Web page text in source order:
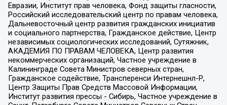
Евразии, Институт прав человека, Фонд защиты гласности,
Российский исследовательский центр по правам человека,
Дальневосточный центр развития гражданских инициатив
и социального партнерства, Гражданское действие, Центр
независимых социологических исследований, Сутяжник,
АКАДЕМИЯ ПО ПРАВАМ ЧЕЛОВЕКА, Центр развития
некоммерческих организаций, Частное учреждение в
Калининграде Совета Министров северных стран,
Гражданское содействие, Трансперенси Интернешнл-Р,
Центр Защиты Прав Средств Массовой Информации,
Институт развития прессы - Сибирь, Частное учреждение в